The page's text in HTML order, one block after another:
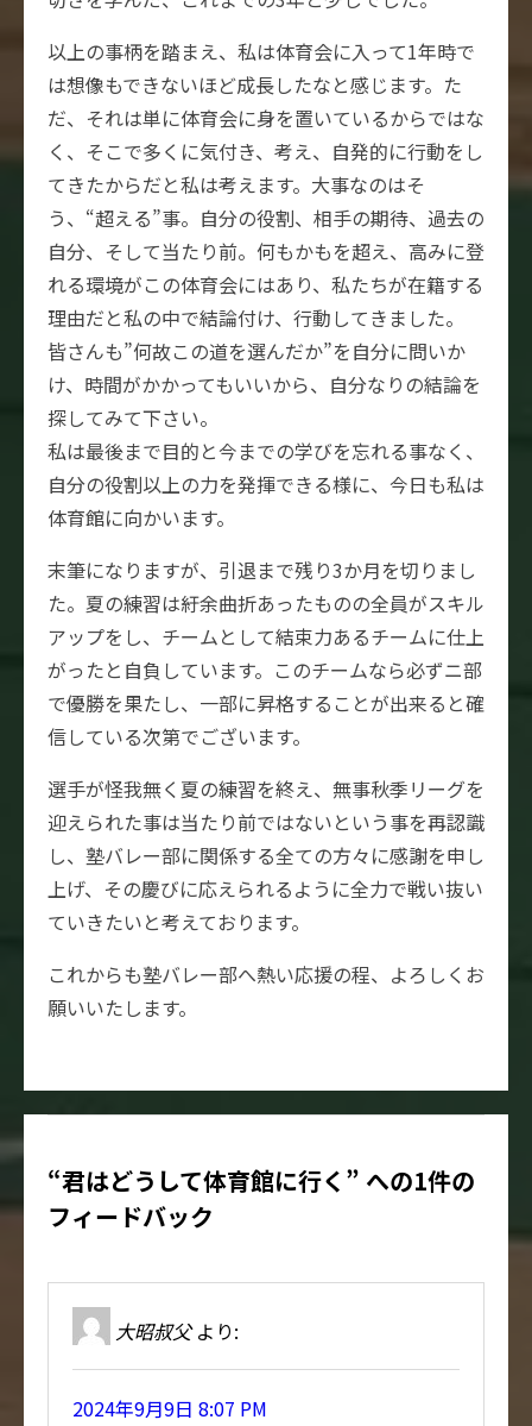
以上の事柄を踏まえ、私は体育会に入って1年時で
は想像もできないほど成長したなと感じます。た
だ、それは単に体育会に身を置いているからではな
く、そこで多くに気付き、考え、自発的に行動をし
てきたからだと私は考えます。大事なのはそ
う、“超える”事。自分の役割、相手の期待、過去の
自分、そして当たり前。何もかもを超え、高みに登
れる環境がこの体育会にはあり、私たちが在籍する
理由だと私の中で結論付け、行動してきました。
皆さんも”何故この道を選んだか”を自分に問いか
け、時間がかかってもいいから、自分なりの結論を
探してみて下さい。
私は最後まで目的と今までの学びを忘れる事なく、
自分の役割以上の力を発揮できる様に、今日も私は
体育館に向かいます。
末筆になりますが、引退まで残り3か月を切りまし
た。夏の練習は紆余曲折あったものの全員がスキル
アップをし、チームとして結束力あるチームに仕上
がったと自負しています。このチームなら必ずニ部
で優勝を果たし、一部に昇格することが出来ると確
信している次第でございます。
選手が怪我無く夏の練習を終え、無事秋季リーグを
迎えられた事は当たり前ではないという事を再認識
し、塾バレー部に関係する全ての方々に感謝を申し
上げ、その慶びに応えられるように全力で戦い抜い
ていきたいと考えております。
これからも塾バレー部へ熱い応援の程、よろしくお
願いいたします。
“君はどうして体育館に行く” への1件の
フィードバック
大昭叔父 より:
2024年9月9日 8:07 PM